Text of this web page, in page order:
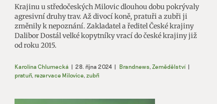
Krajinu u středočeských Milovic dlouhou dobu pokrývaly
agresivní druhy trav. Až divocí koně, pratuři a zubři ji
změnily k nepoznání. Zakladatel a ředitel České krajiny
Dalibor Dostál velké kopytníky vrací do české krajiny již
od roku 2015.
Karolína Chlumecká | 28. října 2024 | Brandnews Zemědělství |
pratuři, rezervace Milovice zubři